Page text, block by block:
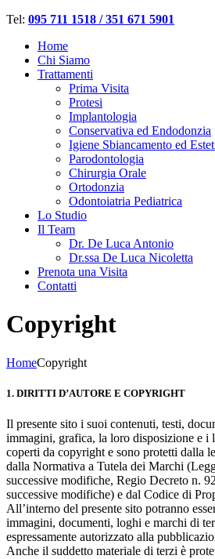
Tel: 095 711 1518 / 351 671 5901
Home
Chi Siamo
Trattamenti
Prima Visita
Protesi
Implantologia
Conservativa ed Endodonzia
Igiene Sbiancamento ed
Parodontologia
Chirurgia Orale
Ortodonzia
Odontoiatria Pediatrica
Lo Studio
Il Team
Dr. De Luca Antonio
Dr.ssa De Luca Nicoletta
Prenota una Visita
Contatti
Copyright
HomeCopyright
1. DIRITTI D’AUTORE E COPYRIGHT
Il presente sito i suoi contenuti, testi,
immagini, grafica, la loro disposizione e i
coperti da copyright e sono protetti dalla
dalla Normativa a Tutela dei Marchi
successive modifiche, Regio Decreto n.
successive modifiche) e dal Codice di
All’interno del presente sito potranno
immagini, documenti, loghi e marchi di
espressamente autorizzato alla
Anche il suddetto materiale di terzi è